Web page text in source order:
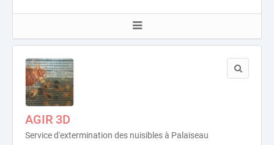
AGIR 3D
Service d'extermination des nuisibles à Palaiseau